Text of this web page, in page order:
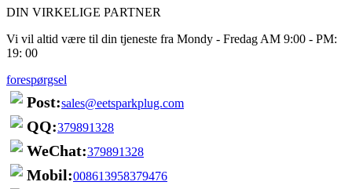
DIN VIRKELIGE PARTNER
Vi vil altid være til din tjeneste fra Mondy - Fredag ​​AM 9:00 - PM:
19: 00
forespørgsel
Post:sales@eetsparkplug.com
QQ:379891328
WeChat:379891328
Mobil:008613958379476